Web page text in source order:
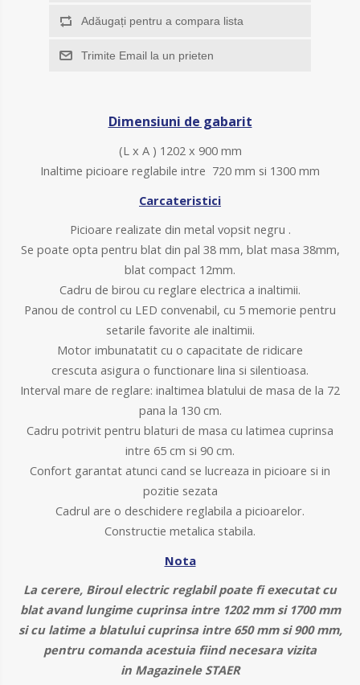
Adăugați pentru a compara lista
Trimite Email la un prieten
Dimensiuni de gabarit
(L x A ) 1202 x 900 mm
Inaltime picioare reglabile intre 720 mm si 1300 mm
Carcateristici
Picioare realizate din metal vopsit negru .
Se poate opta pentru blat din pal 38 mm, blat masa 38mm,
blat compact 12mm.
Cadru de birou cu reglare electrica a inaltimii.
Panou de control cu LED convenabil, cu 5 memorie pentru
setarile favorite ale inaltimii.
Motor imbunatatit cu o capacitate de ridicare
crescuta asigura o functionare lina si silentioasa.
Interval mare de reglare: inaltimea blatului de masa de la 72
pana la 130 cm.
Cadru potrivit pentru blaturi de masa cu latimea cuprinsa
intre 65 cm si 90 cm.
Confort garantat atunci cand se lucreaza in picioare si in
pozitie sezata
Cadrul are o deschidere reglabila a picioarelor.
Constructie metalica stabila.
Nota
La cerere, Biroul electric reglabil poate fi executat cu
blat avand lungime cuprinsa intre 1202 mm si 1700 mm
si cu latime a blatului cuprinsa intre 650 mm si 900 mm,
pentru comanda acestuia fiind necesara vizita
in Magazinele STAER